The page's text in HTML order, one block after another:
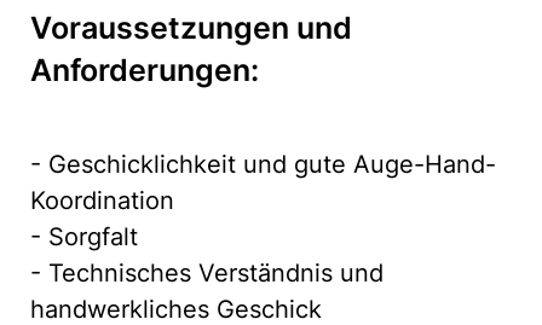
Voraussetzungen und
Anforderungen:
- Geschicklichkeit und gute Auge-Hand-
Koordination
- Sorgfalt
- Technisches Verständnis und
handwerkliches Geschick